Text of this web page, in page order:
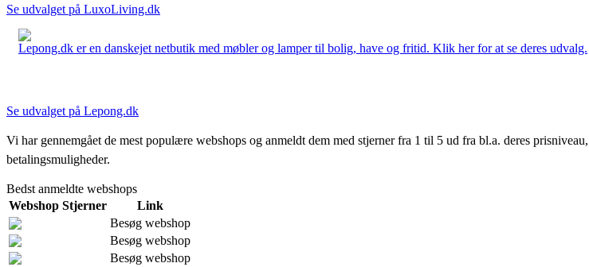
Se udvalget på LuxoLiving.dk
Lepong.dk er en danskejet netbutik med møbler og lamper til bolig, have og fritid. Klik her for at se deres udvalg.
Se udvalget på Lepong.dk
Vi har gennemgået de mest populære webshops og anmeldt dem med stjerner fra 1 til 5 ud fra bl.a. deres
betalingsmuligheder.
Bedst anmeldte webshops
Webshop Stjerner
Link
Besøg webshop
Besøg webshop
Besøg webshop